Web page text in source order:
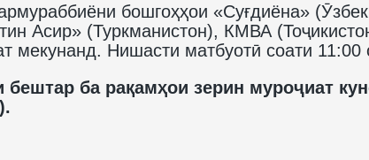
бошгоҳҳои «Суғдиёна»
Асир» (Туркманистон), КМВА
мекунанд. Нишасти матбуотӣ соати 11:00
ба рақамҳои зерин муроҷиат